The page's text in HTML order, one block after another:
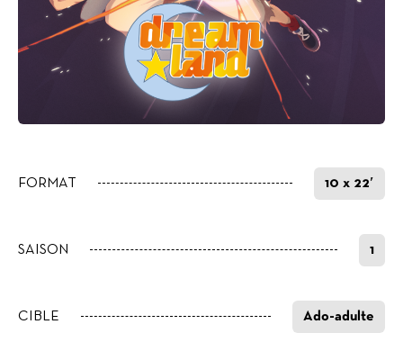
FORMAT 10 x 22′
SAISON 1
CIBLE Ado-adulte